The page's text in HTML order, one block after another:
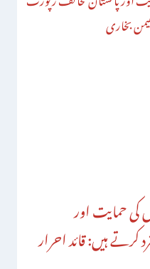
کی حمایت اور
ہیں: قائد احرار